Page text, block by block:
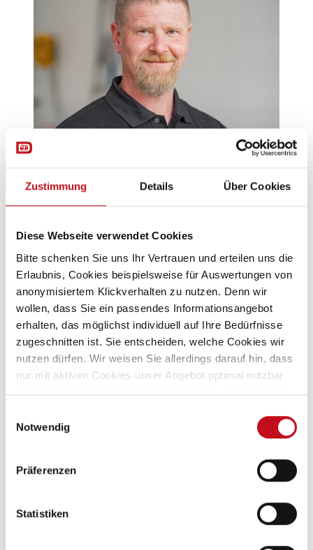
Zustimmung Details Über Cookies
Diese Webseite verwendet Cookies
Bitte schenken Sie uns Ihr Vertrauen und erteilen uns die
Erlaubnis, Cookies beispielsweise für Auswertungen von
anonymisiertem Klickverhalten zu nutzen. Denn wir
wollen, dass Sie ein passendes Informationsangebot
erhalten, das möglichst individuell auf Ihre Bedürfnisse
zugeschnitten ist. Sie entscheiden, welche Cookies wir
nutzen dürfen. Wir weisen Sie allerdings darauf hin, dass
nur mit aktiven Cookies unser Angebot optimal nutzbar
ist. Weitere Informationen entnehmen Sie den jeweiligen
Notwendig
Präferenzen
Statistiken
Ulf Dahnke
Geschäftsführer & Verkaufsleiter
+49 3831 203 85-80
mobile@ccdahnke.de